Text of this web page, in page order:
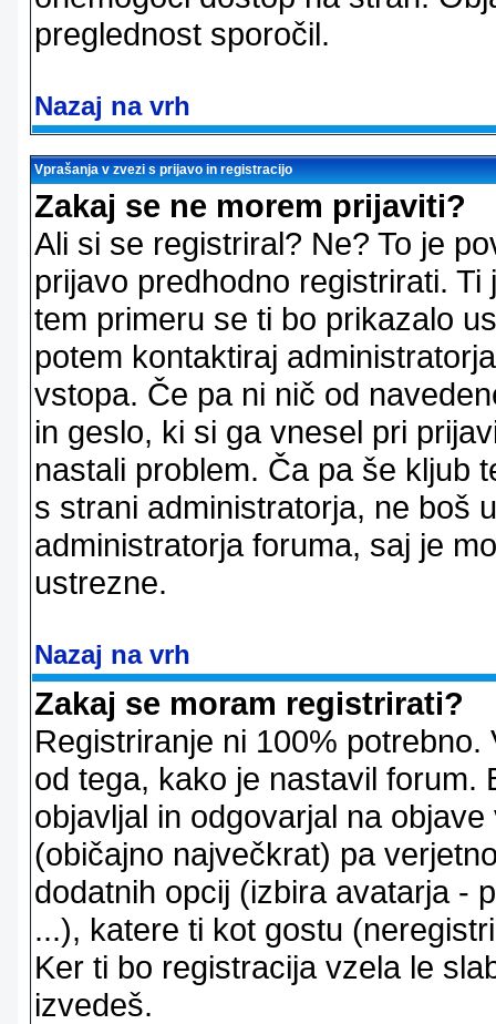
preglednost sporočil.
Nazaj na vrh
Vprašanja v zvezi s prijavo in registracijo
Zakaj se ne morem prijaviti?
Ali si se registriral? Ne? To je
prijavo predhodno registrirati.
tem primeru se ti bo prikazalo
potem kontaktiraj
vstopa. Če pa ni nič od
in geslo, ki si ga vnesel pri
nastali problem. Ča pa še kljub
s strani administratorja, ne boš
administratorja foruma, saj je
ustrezne.
Nazaj na vrh
Zakaj se moram registrirati?
Registriranje ni 100%
od tega, kako je nastavil forum.
objavljal in odgovarjal na
(običajno največkrat) pa
dodatnih opcij (izbira avatarja -
...), katere ti kot gostu
Ker ti bo registracija vzela le
izvedeš.